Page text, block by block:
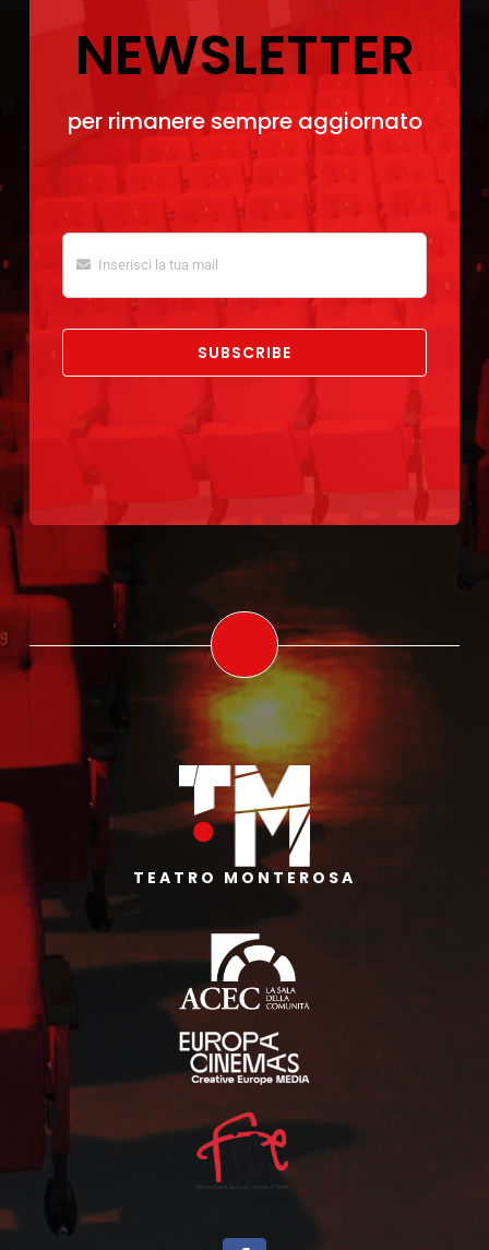
NEWSLETTER
per rimanere sempre aggiornato
SUBSCRIBE
TEATRO MONTEROSA